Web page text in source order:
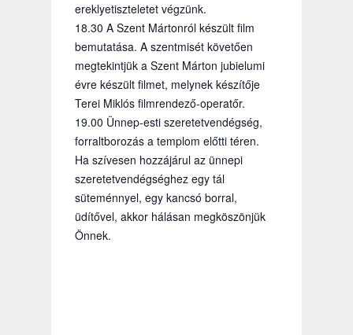
ereklyetiszteletet végzünk.
18.30 A Szent Mártonról készült film
bemutatása. A szentmisét követően
megtekintjük a Szent Márton jubielumi
évre készült filmet, melynek készítője
Terei Miklós filmrendező-operatőr.
19.00 Ünnep-esti szeretetvendégség,
forraltborozás a templom előtti téren.
Ha szívesen hozzájárul az ünnepi
szeretetvendégséghez egy tál
süteménnyel, egy kancsó borral,
üdítővel, akkor hálásan megköszönjük
Önnek.